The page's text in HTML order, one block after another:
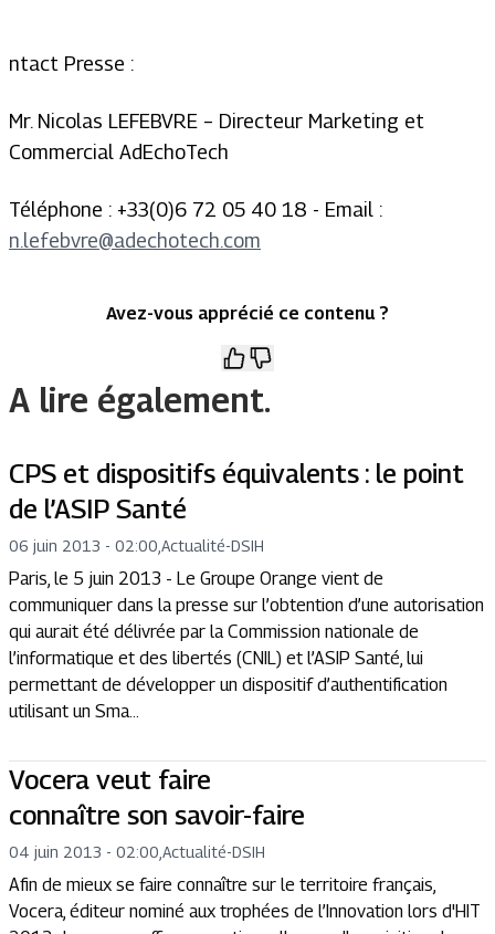
ntact Presse :
Mr. Nicolas LEFEBVRE – Directeur Marketing et
Commercial AdEchoTech
Téléphone : +33(0)6 72 05 40 18 - Email :
n.lefebvre@adechotech.com
Avez-vous apprécié ce contenu ?
A lire également.
CPS et dispositifs équivalents : le point
de l’ASIP Santé
06 juin 2013 - 02:00 Actualité-DSIH
Paris, le 5 juin 2013 - Le Groupe Orange vient de
communiquer dans la presse sur l’obtention d’une autorisation
qui aurait été délivrée par la Commission nationale de
l’informatique et des libertés (CNIL) et l’ASIP Santé, lui
permettant de développer un dispositif d’authentification
utilisant un Sma...
Vocera veut faire
connaître son savoir-faire
04 juin 2013 - 02:00 Actualité-DSIH
Afin de mieux se faire connaître sur le territoire français,
Vocera, éditeur nominé aux trophées de l’Innovation lors d'HIT